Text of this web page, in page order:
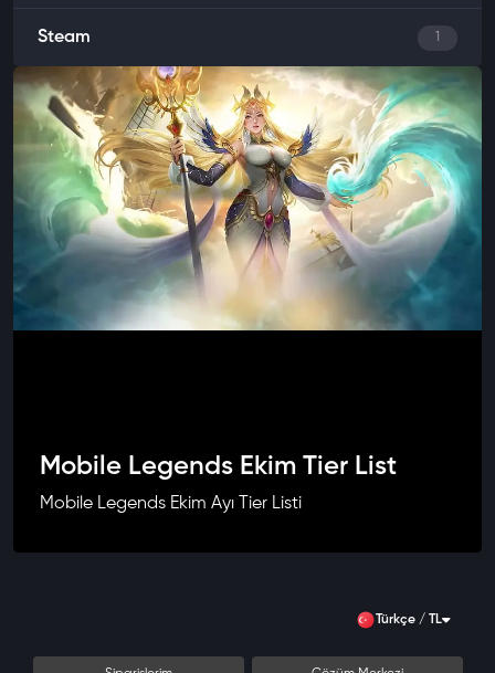
Steam 1
Mobile Legends Ekim Tier List
Mobile Legends Ekim Ayı Tier Listi
Türkçe / TL